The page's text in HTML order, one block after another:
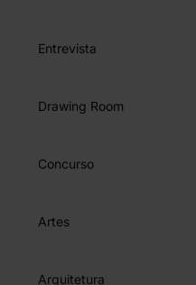
Entrevista
Drawing Room
Concurso
Artes
Arquitetura